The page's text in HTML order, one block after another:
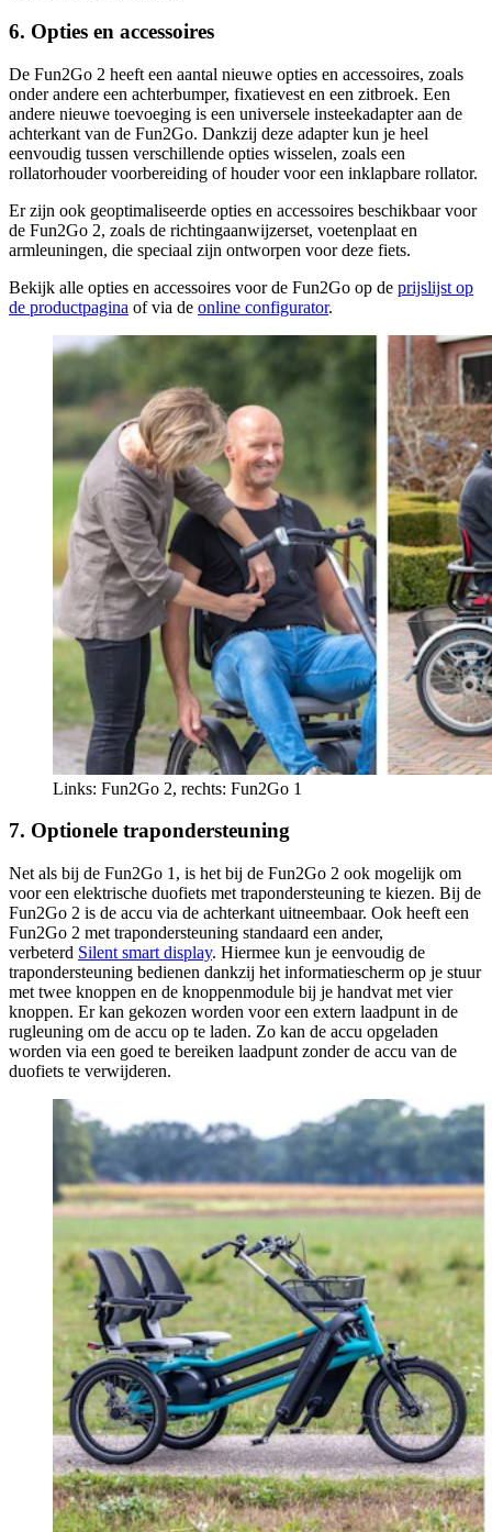
6. Opties en accessoires
De Fun2Go 2 heeft een aantal nieuwe opties en accessoires, zoals
onder andere een achterbumper, fixatievest en een zitbroek. Een
andere nieuwe toevoeging is een universele insteekadapter aan de
achterkant van de Fun2Go. Dankzij deze adapter kun je heel
eenvoudig tussen verschillende opties wisselen, zoals een
rollatorhouder voorbereiding of houder voor een inklapbare rollator.
Er zijn ook geoptimaliseerde opties en accessoires beschikbaar voor
de Fun2Go 2, zoals de richtingaanwijzerset, voetenplaat en
armleuningen, die speciaal zijn ontworpen voor deze fiets.
Bekijk alle opties en accessoires voor de Fun2Go op de prijslijst op
de productpagina of via de online configurator.
Links: Fun2Go 2, rechts: Fun2Go 1
7. Optionele trapondersteuning
Net als bij de Fun2Go 1, is het bij de Fun2Go 2 ook mogelijk om
voor een elektrische duofiets met trapondersteuning te kiezen. Bij de
Fun2Go 2 is de accu via de achterkant uitneembaar. Ook heeft een
Fun2Go 2 met trapondersteuning standaard een ander,
verbeterd Silent smart display. Hiermee kun je eenvoudig de
trapondersteuning bedienen dankzij het informatiescherm op je stuur
met twee knoppen en de knoppenmodule bij je handvat met vier
knoppen. Er kan gekozen worden voor een extern laadpunt in de
rugleuning om de accu op te laden. Zo kan de accu opgeladen
worden via een goed te bereiken laadpunt zonder de accu van de
duofiets te verwijderen.